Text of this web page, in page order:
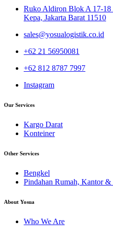
Ruko Aldiron Blok A 17-
Kepa, Jakarta Barat 11510
sales@yosualogistik.co.id
+62 21 56950081
+62 812 8787 7997
Instagram
Our Services
Kargo Darat
Konteiner
Other Services
Bengkel
Pindahan Rumah, Kantor &
About Yosua
Who We Are